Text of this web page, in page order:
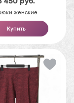
женские
Купить